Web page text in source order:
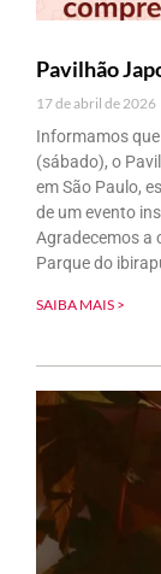
Pavilhão
17 de abril de 2026
Informamos
(sábado), o
em São Paulo,
de um evento
Agradecemos a
Parque do
SAIBA MAIS >